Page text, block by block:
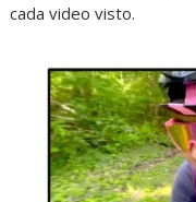
cada video visto.